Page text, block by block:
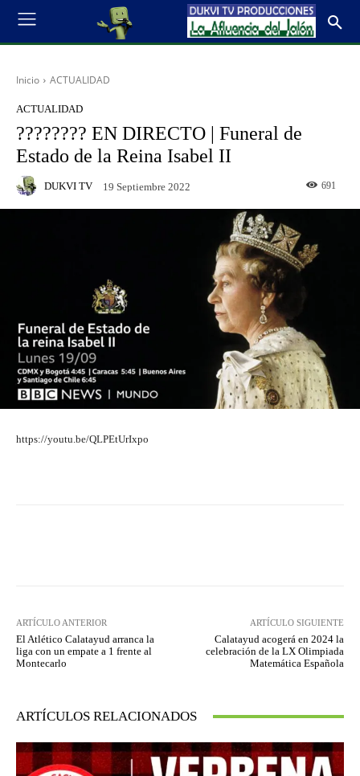
Inicio ACTUALIDAD
ACTUALIDAD
???????? EN DIRECTO | Funeral de
Estado de la Reina Isabel II
DUKVI TV 19 Septiembre 2022 691
https://youtu.be/QLPEtUrIxpo
ARTÍCULO ANTERIOR
El Atlético Calatayud arranca la
liga con un empate a 1 frente al
Montecarlo
ARTÍCULO SIGUIENTE
Calatayud acogerá en 2024 la
celebración de la LX Olimpiada
Matemática Española
ARTÍCULOS RELACIONADOS